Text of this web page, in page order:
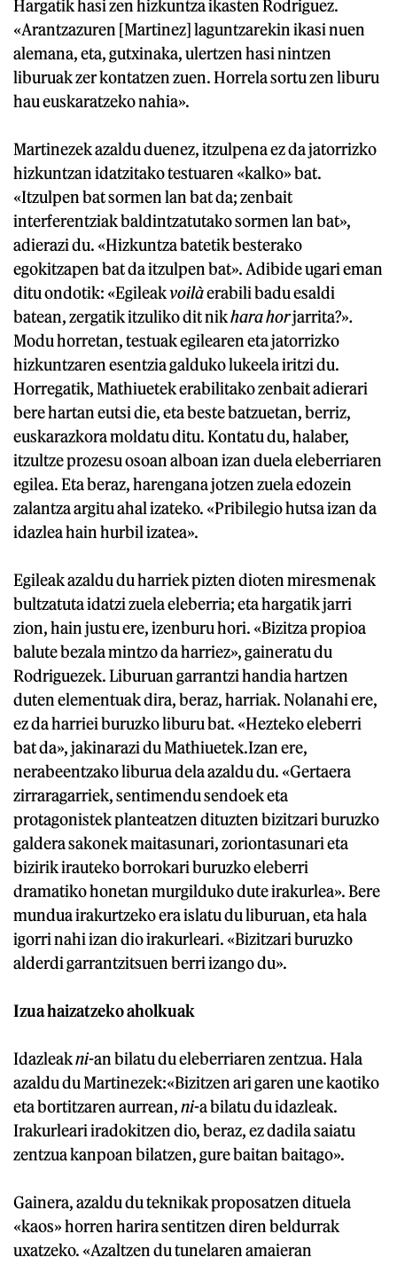
Hargatik hasi zen hizkuntza ikasten Rodriguez.
«Arantzazuren [Martinez] laguntzarekin ikasi nuen
alemana, eta, gutxinaka, ulertzen hasi nintzen
liburuak zer kontatzen zuen. Horrela sortu zen liburu
hau euskaratzeko nahia».
Martinezek azaldu duenez, itzulpena ez da jatorrizko
hizkuntzan idatzitako testuaren «kalko» bat.
«Itzulpen bat sormen lan bat da; zenbait
interferentziak baldintzatutako sormen lan bat»,
adierazi du. «Hizkuntza batetik besterako
egokitzapen bat da itzulpen bat». Adibide ugari eman
ditu ondotik: «Egileakvoilàerabili badu esaldi
batean, zergatik itzuliko dit nikhara horjarrita?».
Modu horretan, testuak egilearen eta jatorrizko
hizkuntzaren esentzia galduko lukeela iritzi du.
Horregatik, Mathiuetek erabilitako zenbait adierari
bere hartan eutsi die, eta beste batzuetan, berriz,
euskarazkora moldatu ditu. Kontatu du, halaber,
itzultze prozesu osoan alboan izan duela eleberriaren
egilea. Eta beraz, harengana jotzen zuela edozein
zalantza argitu ahal izateko. «Pribilegio hutsa izan da
idazlea hain hurbil izatea».
Egileak azaldu du harriek pizten dioten miresmenak
bultzatuta idatzi zuela eleberria; eta hargatik jarri
zion, hain justu ere, izenburu hori. «Bizitza propioa
balute bezala mintzo da harriez», gaineratu du
Rodriguezek. Liburuan garrantzi handia hartzen
duten elementuak dira, beraz, harriak. Nolanahi ere,
ez da harriei buruzko liburu bat. «Hezteko eleberri
bat da», jakinarazi du Mathiuetek.Izan ere,
nerabeentzako liburua dela azaldu du. «Gertaera
zirraragarriek, sentimendu sendoek eta
protagonistek planteatzen dituzten bizitzari buruzko
galdera sakonek maitasunari, zoriontasunari eta
bizirik irauteko borrokari buruzko eleberri
dramatiko honetan murgilduko dute irakurlea». Bere
mundua irakurtzeko era islatu du liburuan, eta hala
igorri nahi izan dio irakurleari. «Bizitzari buruzko
alderdi garrantzitsuen berri izango du».
Izua haizatzeko aholkuak
Idazleakni-an bilatu du eleberriaren zentzua. Hala
azaldu du Martinezek:«Bizitzen ari garen une kaotiko
eta bortitzaren aurrean,ni-a bilatu du idazleak.
Irakurleari iradokitzen dio, beraz, ez dadila saiatu
zentzua kanpoan bilatzen, gure baitan baitago».
Gainera, azaldu du teknikak proposatzen dituela
«kaos» horren harira sentitzen diren beldurrak
uxatzeko. «Azaltzen du tunelaren amaieran